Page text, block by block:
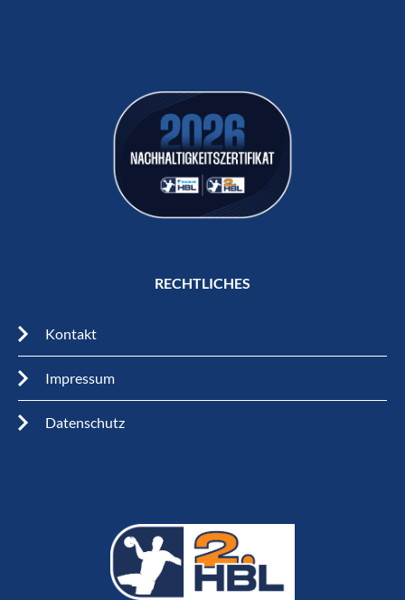
RECHTLICHES
Kontakt
Impressum
Datenschutz